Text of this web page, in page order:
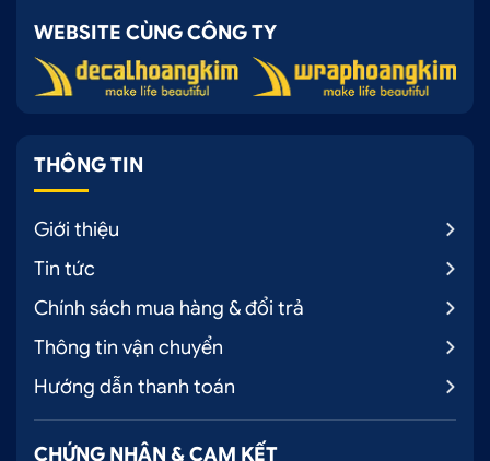
WEBSITE CÙNG CÔNG TY
THÔNG TIN
Giới thiệu
Tin tức
Chính sách mua hàng & đổi trả
Thông tin vận chuyển
Hướng dẫn thanh toán
CHỨNG NHẬN & CAM KẾT